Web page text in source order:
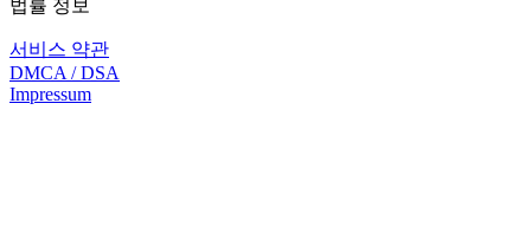
법률 정보
서비스 약관
DMCA / DSA
Impressum